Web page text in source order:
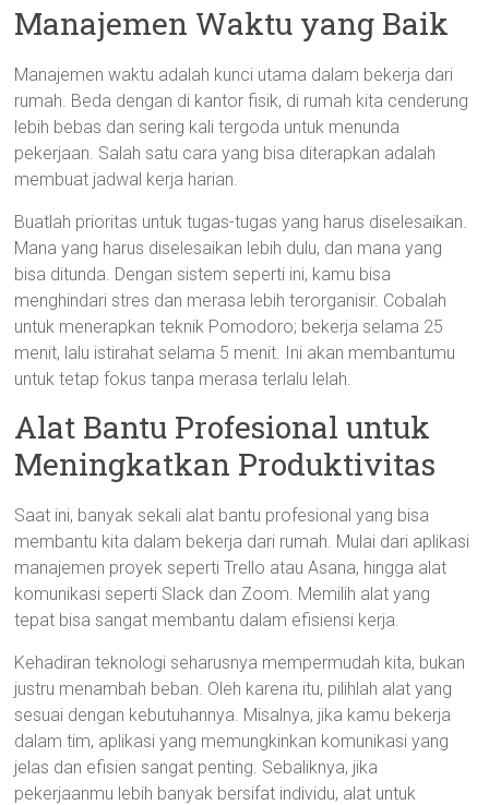
Manajemen Waktu yang Baik
Manajemen waktu adalah kunci utama dalam bekerja dari
rumah. Beda dengan di kantor fisik, di rumah kita cenderung
lebih bebas dan sering kali tergoda untuk menunda
pekerjaan. Salah satu cara yang bisa diterapkan adalah
membuat jadwal kerja harian.
Buatlah prioritas untuk tugas-tugas yang harus diselesaikan.
Mana yang harus diselesaikan lebih dulu, dan mana yang
bisa ditunda. Dengan sistem seperti ini, kamu bisa
menghindari stres dan merasa lebih terorganisir. Cobalah
untuk menerapkan teknik Pomodoro; bekerja selama 25
menit, lalu istirahat selama 5 menit. Ini akan membantumu
untuk tetap fokus tanpa merasa terlalu lelah.
Alat Bantu Profesional untuk
Meningkatkan Produktivitas
Saat ini, banyak sekali alat bantu profesional yang bisa
membantu kita dalam bekerja dari rumah. Mulai dari aplikasi
manajemen proyek seperti Trello atau Asana, hingga alat
komunikasi seperti Slack dan Zoom. Memilih alat yang
tepat bisa sangat membantu dalam efisiensi kerja.
Kehadiran teknologi seharusnya mempermudah kita, bukan
justru menambah beban. Oleh karena itu, pilihlah alat yang
sesuai dengan kebutuhannya. Misalnya, jika kamu bekerja
dalam tim, aplikasi yang memungkinkan komunikasi yang
jelas dan efisien sangat penting. Sebaliknya, jika
pekerjaanmu lebih banyak bersifat individu, alat untuk